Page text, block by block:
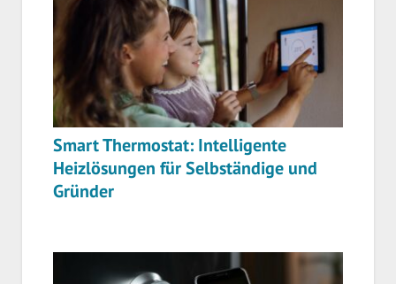
Smart Thermostat: Intelligente
Heizlösungen für Selbständige und
Gründer